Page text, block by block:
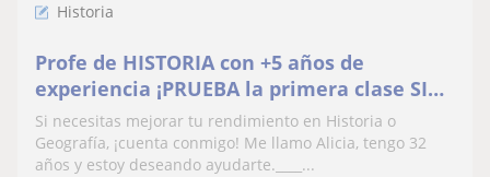
Historia
Profe de HISTORIA con +5 años de
experiencia ¡PRUEBA la primera clase SIN
COSTE!
Si necesitas mejorar tu rendimiento en Historia o
Geografía, ¡cuenta conmigo! Me llamo Alicia, tengo 32
años y estoy deseando ayudarte.____...